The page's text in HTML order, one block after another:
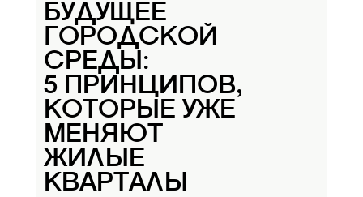
БУДУЩЕЕ
ГОРОДСКОЙ
СРЕДЫ:
5 ПРИНЦИПОВ,
КОТОРЫЕ УЖЕ
МЕНЯЮТ
ЖИЛЫЕ
КВАРТАЛЫ